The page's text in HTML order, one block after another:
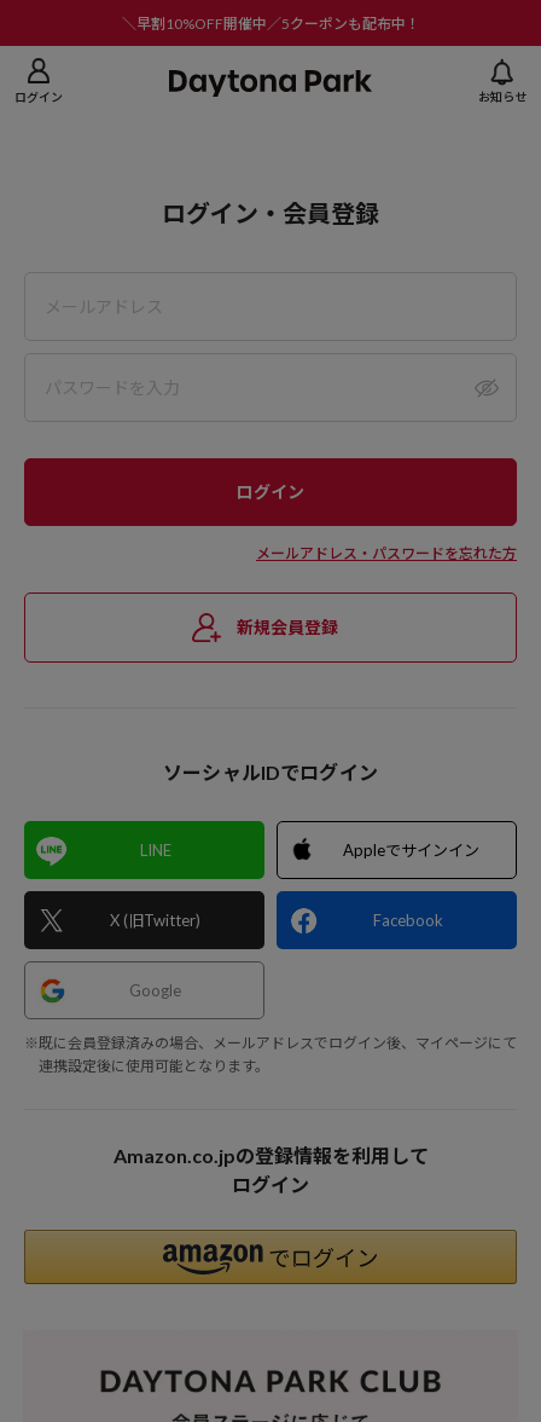
＼早割10%OFF開催中／5クーポンも配布中！
ログイン お知らせ
ログイン・会員登録
メールアドレス・パスワードを忘れた方
新規会員登録
ソーシャルIDでログイン
LINE
X (旧Twitter)
Appleでサインイン
Facebook
Google
※既に会員登録済みの場合、メールアドレスでログイン後、マイページにて
連携設定後に使用可能となります。
Amazon.co.jpの登録情報を利用して
ログイン